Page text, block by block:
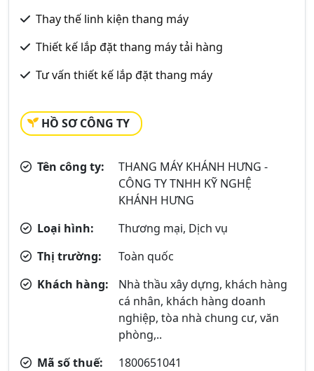
Thay thế linh kiện thang máy
Thiết kế lắp đặt thang máy tải hàng
Tư vấn thiết kế lắp đặt thang máy
HỒ SƠ CÔNG TY
Tên công ty:
THANG MÁY KHÁNH HƯNG -
CÔNG TY TNHH KỸ NGHỆ
KHÁNH HƯNG
Loại hình:
Thương mại, Dịch vụ
Thị trường:
Toàn quốc
Khách hàng:
Nhà thầu xây dựng, khách hàng
cá nhân, khách hàng doanh
nghiệp, tòa nhà chung cư, văn
phòng,..
Mã số thuế:
1800651041